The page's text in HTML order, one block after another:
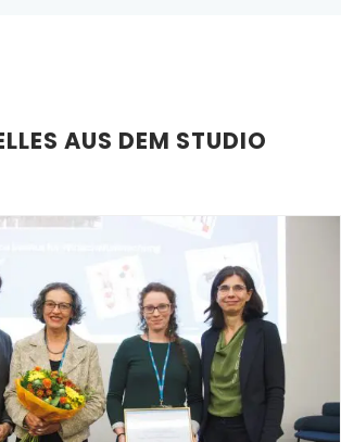
AUS DEM STUDIO